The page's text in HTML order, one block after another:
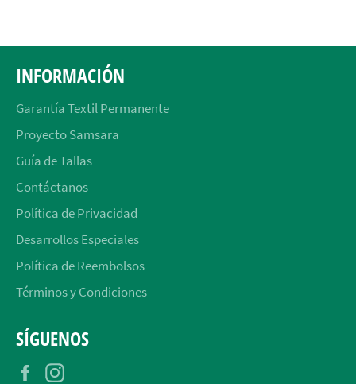
INFORMACIÓN
Garantía Textil Permanente
Proyecto Samsara
Guía de Tallas
Contáctanos
Política de Privacidad
Desarrollos Especiales
Política de Reembolsos
Términos y Condiciones
SÍGUENOS
Facebook